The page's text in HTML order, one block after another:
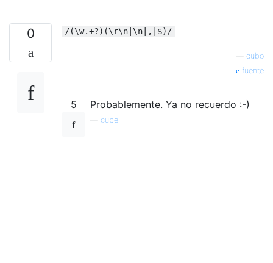
0 /(\w.+?)(\r\n|\n|,|$)/
cubo
fuente
5 Probablemente. Ya no recuerdo :-)
cube